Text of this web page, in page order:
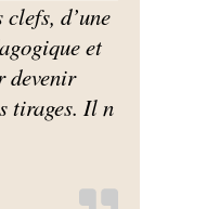
d’une
et
devenir
tirages. Il n
vous »